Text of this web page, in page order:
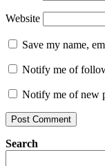
Website
Save my name,
Notify me of
Notify me of new
Search